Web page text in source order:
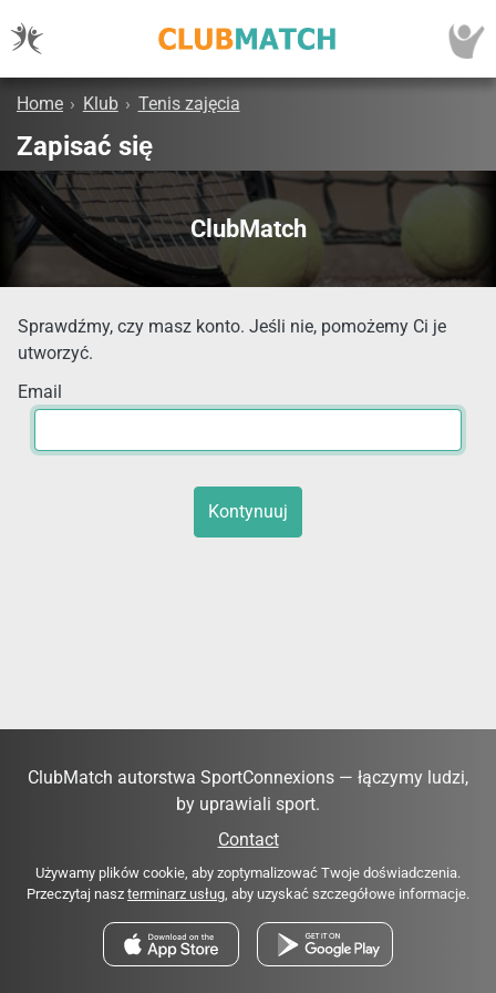
Home › Klub › Tenis zajęcia
Zapisać się
ClubMatch
Sprawdźmy, czy masz konto. Jeśli nie, pomożemy Ci je
utworzyć.
Email
Kontynuuj
ClubMatch autorstwa SportConnexions — łączymy ludzi,
by uprawiali sport.
Contact
Używamy plików cookie, aby zoptymalizować Twoje doświadczenia.
Przeczytaj nasz terminarz usług, aby uzyskać szczegółowe informacje.